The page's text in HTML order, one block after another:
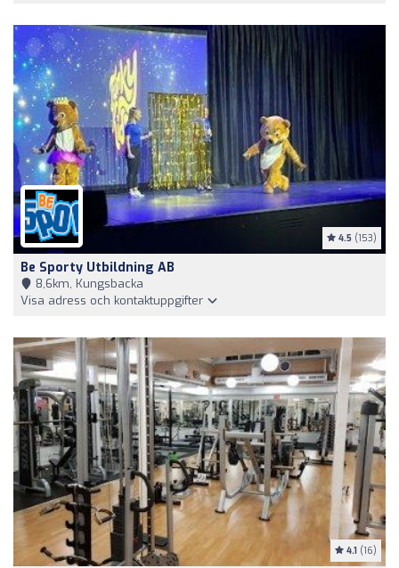
4.5 (153)
Be Sporty Utbildning AB
8,6km, Kungsbacka
Visa adress och kontaktuppgifter
4.1 (16)